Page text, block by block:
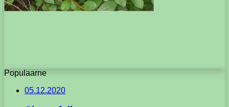
Populaarne
05.12.2020